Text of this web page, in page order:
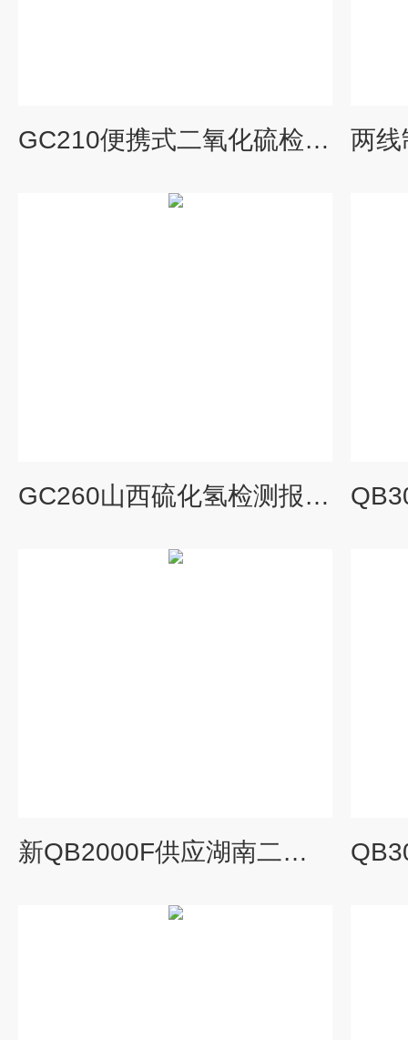
GC210便携式二氧化硫检测仪 扩散式二氧化硫检测仪
GC260山西硫化氢检测报警器厂家、价格
新QB2000F供应湖南二氧化硫检测报警器